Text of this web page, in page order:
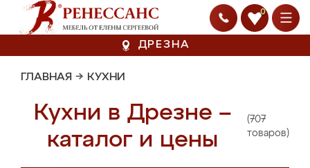
0
ДРЕЗНА
ГЛАВНАЯ → КУХНИ
Кухни в Дрезне –
каталог и цены
(707
товаров)